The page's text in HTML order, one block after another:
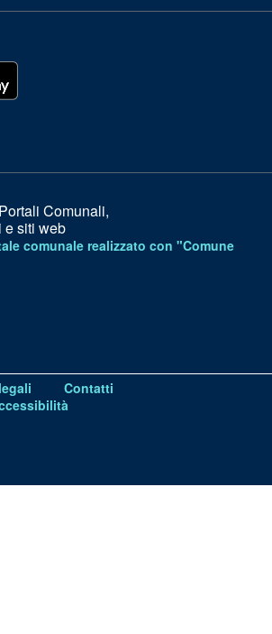
Comunali,
e siti web
comunale realizzato con "Comune
Contatti